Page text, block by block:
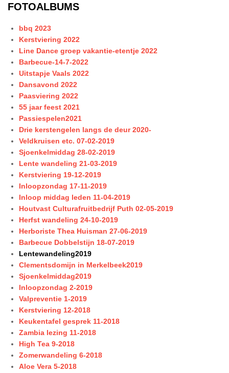
FOTOALBUMS
bbq 2023
Kerstviering 2022
Line Dance groep vakantie-etentje 2022
Barbecue-14-7-2022
Uitstapje Vaals 2022
Dansavond 2022
Paasviering 2022
55 jaar feest 2021
Passiespelen2021
Drie kerstengelen langs de deur 2020-
Veldkruisen etc. 07-02-2019
Sjoenkelmiddag 28-02-2019
Lente wandeling 21-03-2019
Kerstviering 19-12-2019
Inloopzondag 17-11-2019
Inloop middag leden 11-04-2019
Houtvast Culturafruitbedrijf Puth 02-05-2019
Herfst wandeling 24-10-2019
Herboriste Thea Huisman 27-06-2019
Barbecue Dobbelstijn 18-07-2019
Lentewandeling2019
Clementsdomijn in Merkelbeek2019
Sjoenkelmiddag2019
Inloopzondag 2-2019
Valpreventie 1-2019
Kerstviering 12-2018
Keukentafel gesprek 11-2018
Zambia lezing 11-2018
High Tea 9-2018
Zomerwandeling 6-2018
Aloe Vera 5-2018